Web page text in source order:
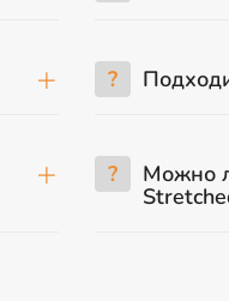
?
? Можно